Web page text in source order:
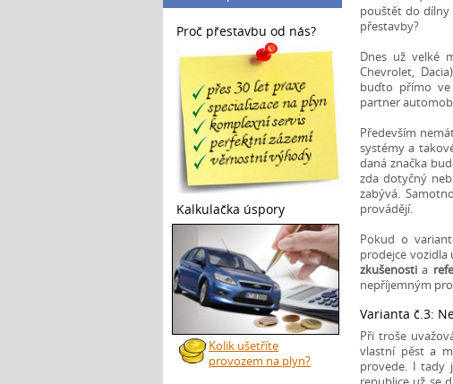
pouštět do dílny
přestavby?
Dnes už velké
Chevrolet,
buďto přímo
partner
Především
systémy a
daná značka
zda dotyčný
zabývá.
provádějí.
Pokud o
prodejce vozidla
zkušenosti a
nepříjemným
Varianta č.3:
Při troše
vlastní pěst a
provede. I tady
Proč přestavbu od nás?
Kalkulačka úspory
Kolik ušetříte
provozem na plyn?